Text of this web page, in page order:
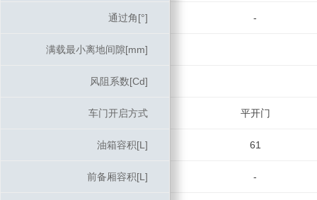
通过角[°] -
满载最小离地间隙[mm]
风阻系数[Cd]
车门开启方式 平开门
油箱容积[L] 61
前备厢容积[L] -
通过角[°]
满载最小离地间隙[mm]
风阻系数[Cd]
车门开启方式
油箱容积[L]
前备厢容积[L]